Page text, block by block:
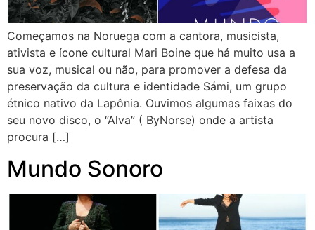
Começamos na Noruega com a cantora, musicista,
ativista e ícone cultural Mari Boine que há muito usa a
sua voz, musical ou não, para promover a defesa da
preservação da cultura e identidade Sámi, um grupo
étnico nativo da Lapônia. Ouvimos algumas faixas do
seu novo disco, o “Alva” ( ByNorse) onde a artista
procura […]
Mundo Sonoro